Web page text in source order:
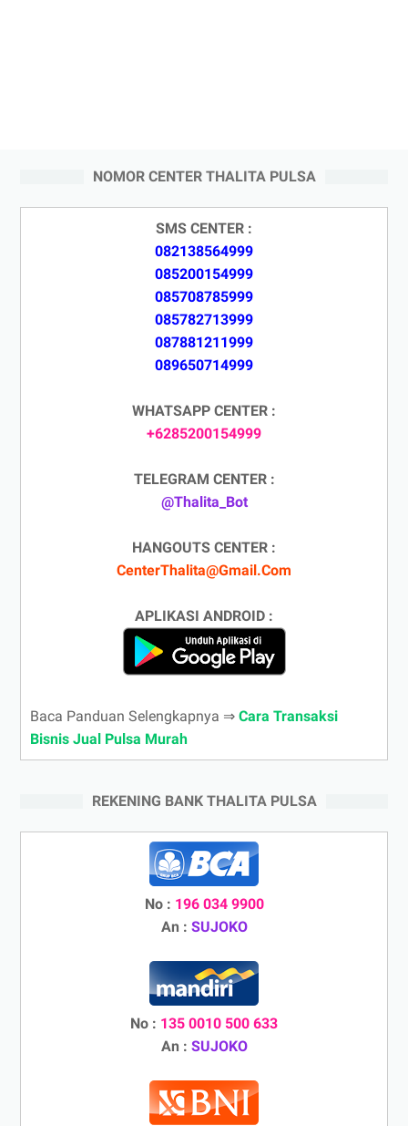
NOMOR CENTER THALITA PULSA
SMS CENTER :
082138564999
085200154999
085708785999
085782713999
087881211999
089650714999
WHATSAPP CENTER :
+6285200154999
TELEGRAM CENTER :
@Thalita_Bot
HANGOUTS CENTER :
CenterThalita@Gmail.Com
APLIKASI ANDROID :
Baca Panduan Selengkapnya ⇒ Cara Transaksi
Bisnis Jual Pulsa Murah
REKENING BANK THALITA PULSA
No : 196 034 9900
An : SUJOKO
No : 135 0010 500 633
An : SUJOKO